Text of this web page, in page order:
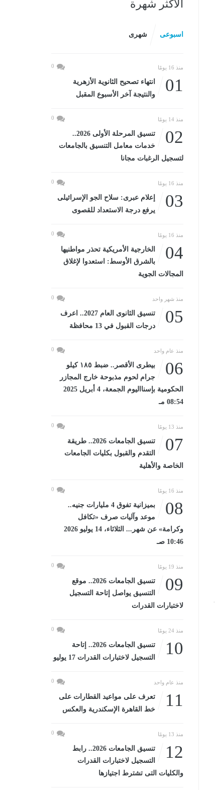
الأكثر شهرة
اسبوعى شهرى
منذ 16 يومًا 0
01
انتهاء تصحيح الثانوية الأزهرية
والنتيجة آخر الأسبوع المقبل
منذ 14 يومًا 0
02
تنسيق المرحلة الأولى 2026..
خدمات معامل التنسيق بالجامعات
لتسجيل الرغبات مجانا
منذ 16 يومًا 0
03
إعلام عبرى: سلاح الجو الإسرائيلى
يرفع درجة الاستعداد للقصوى
منذ 16 يومًا 0
04
الخارجية الأمريكية تحذر مواطنيها
بالشرق الأوسط: استعدوا لإغلاق
المجالات الجوية
منذ شهر واحد 0
05
تنسيق الثانوى العام 2027.. اعرف
درجات القبول في 13 محافظة
منذ عام واحد 0
06
بيطرى الأقصر.. ضبط ١٨٥ كيلو
جرام لحوم مذبوحة خارج المجازر
الحكومية بإسنااليوم الجمعة، 4 أبريل 2025
08:54 مـ
منذ 13 يومًا 0
07
تنسيق الجامعات 2026.. طريقة
التقدم والقبول بكليات الجامعات
الخاصة والأهلية
منذ 16 يومًا 0
08
بميزانية تفوق 4 مليارات جنيه..
موعد وآليات صرف «تكافل
وكرامة» عن شهر... الثلاثاء، 14 يوليو 2026
10:46 صـ
منذ 19 يومًا 0
09
تنسيق الجامعات 2026.. موقع
التنسيق يواصل إتاحة التسجيل
لاختبارات القدرات
منذ 24 يومًا 0
10
تنسيق الجامعات 2026.. إتاحة
التسجيل لاختبارات القدرات 17 يوليو
منذ عام واحد 0
11
تعرف على مواعيد القطارات على
خط القاهرة الإسكندرية والعكس
منذ 13 يومًا 0
12
تنسيق الجامعات 2026.. رابط
التسجيل لاختبارات القدرات
والكليات التى تشترط اجتيازها